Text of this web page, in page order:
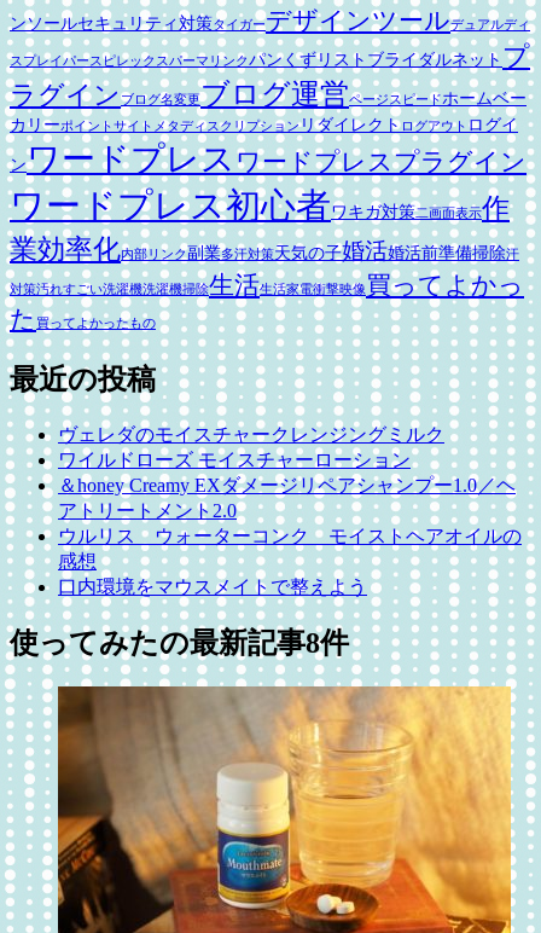
ンソールセキュリティ対策タイガーデザインツールデュアルディ
スプレイパースピレックスパーマリンクパンくずリスト ブライダルネット プ
ラグイン ブログ名変更ブログ運営ページスピードホームベー
カリーポイントサイト メタディスクリプションリダイレクトログアウト ログイ
ンワードプレス ワードプレスプラグイン
ワードプレス初心者ワキガ対策二画面表示作
業効率化内部リンク副業多汗対策天気の子婚活婚活前準備掃除汗
対策汚れすごい洗濯機洗濯機掃除生活生活家電衝撃映像 買ってよかっ
た 買ってよかったもの
最近の投稿
ヴェレダのモイスチャークレンジングミルク
ワイルドローズ モイスチャーローション
＆honey Creamy EXダメージリペアシャンプー1.0／ヘ
アトリートメント2.0
ウルリス ウォーターコンク モイストヘアオイルの
感想
口内環境をマウスメイトで整えよう
使ってみたの最新記事8件